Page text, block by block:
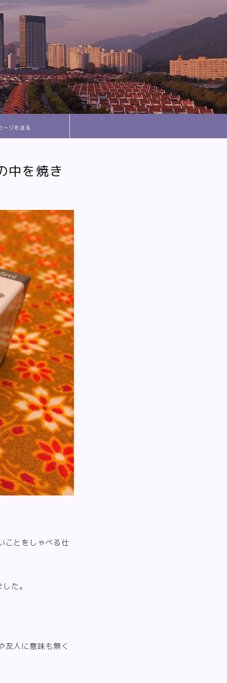
ージを送る
中を焼き
ことをしゃべる仕
た。
友人に意味も無く